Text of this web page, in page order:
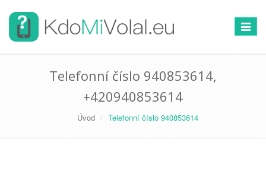
Telefonní číslo 940853614,
+420940853614
Úvod Telefonní číslo 940853614